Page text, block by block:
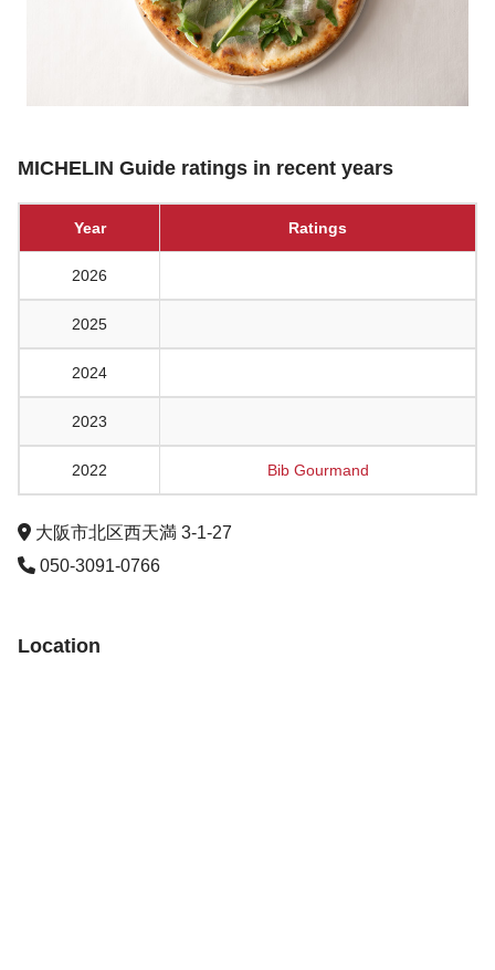
MICHELIN Guide ratings in recent years
Year Ratings
2026
2025
2024
2023
2022 Bib Gourmand
大阪市北区西天満 3-1-27
050-3091-0766
Location